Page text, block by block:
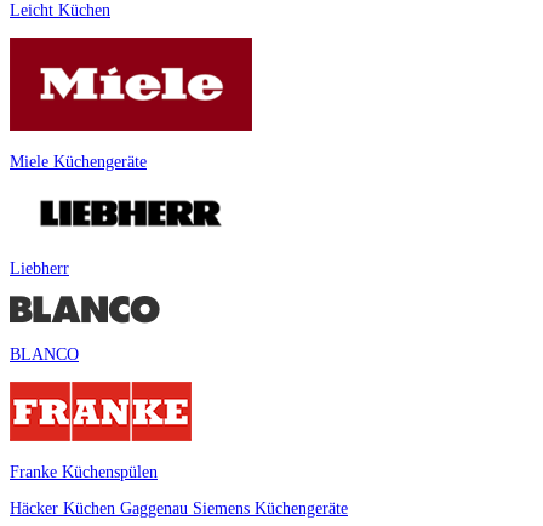
Leicht Küchen
Miele Küchengeräte
Liebherr
BLANCO
Franke Küchenspülen
Häcker Küchen Gaggenau Siemens Küchengeräte